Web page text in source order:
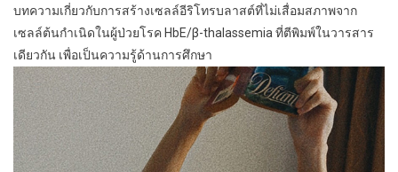
บทความเกี่ยวกับการสร้างเซลล์อีริโทรบลาสต์ที่ไม่เสื่อมสภาพจาก
เซลล์ต้นกำเนิดในผู้ป่วยโรค HbE/β-thalassemia ที่ตีพิมพ์ในวารสาร
เดียวกัน เพื่อเป็นความรู้ด้านการศึกษา